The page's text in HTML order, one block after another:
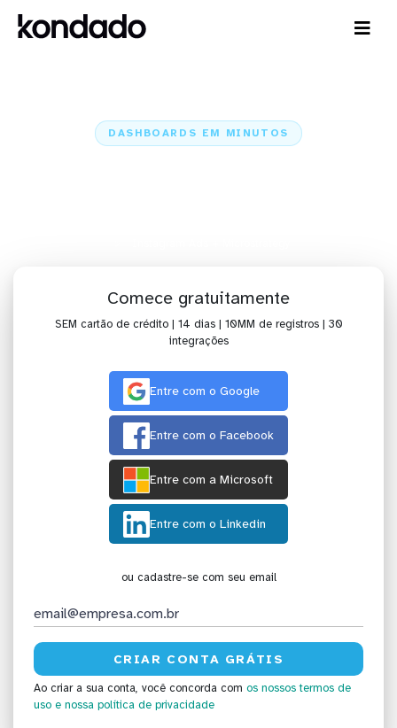
DASHBOARDS EM MINUTOS
Comece gratuitamente
SEM cartão de crédito | 14 dias | 10MM de registros | 30
integrações
Entre com o Google
Entre com o Facebook
Entre com a Microsoft
Entre com o Linkedin
ou cadastre-se com seu email
Ao criar a sua conta, você concorda com os nossos termos de
uso e nossa política de privacidade